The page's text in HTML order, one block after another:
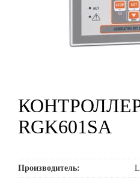
КОНТРОЛЛЕР
RGK601SA
Производитель: